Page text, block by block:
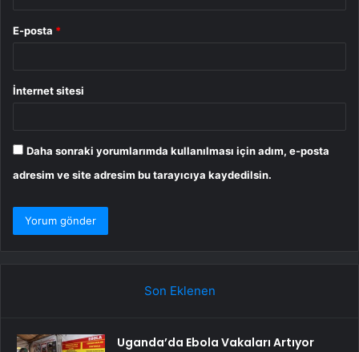
E-posta *
İnternet sitesi
Daha sonraki yorumlarımda kullanılması için adım, e-posta
adresim ve site adresim bu tarayıcıya kaydedilsin.
Son Eklenen
Uganda’da Ebola Vakaları Artıyor